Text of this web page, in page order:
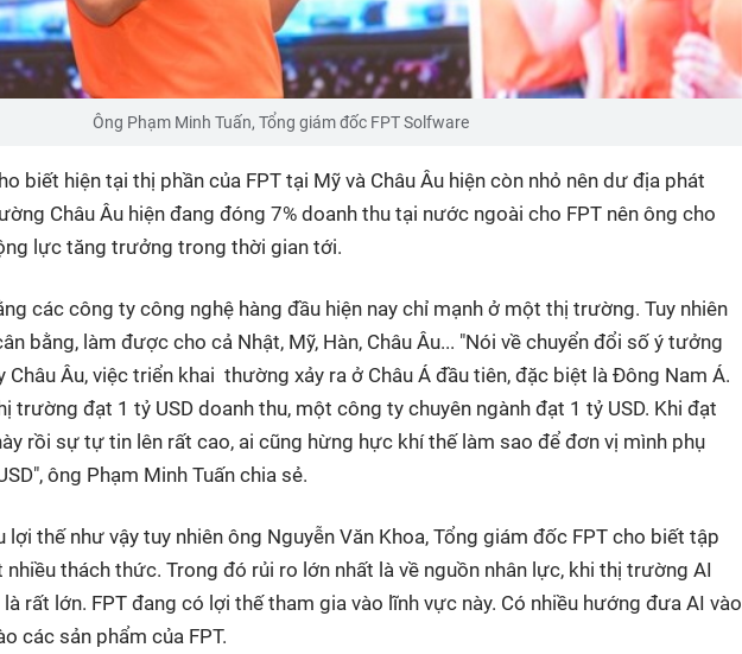
Ông Phạm Minh Tuấn, Tổng giám đốc FPT Solfware
biết hiện tại thị phần của FPT tại Mỹ và Châu Âu hiện còn nhỏ nên dư địa phát
Châu Âu hiện đang đóng 7% doanh thu tại nước ngoài cho FPT nên ông cho
lực tăng trưởng trong thời gian tới.
các công ty công nghệ hàng đầu hiện nay chỉ mạnh ở một thị trường. Tuy nhiên
bằng, làm được cho cả Nhật, Mỹ, Hàn, Châu Âu... "Nói về chuyển đổi số ý tưởng
Châu Âu, việc triển khai thường xảy ra ở Châu Á đầu tiên, đặc biệt là Đông Nam Á.
trường đạt 1 tỷ USD doanh thu, một công ty chuyên ngành đạt 1 tỷ USD. Khi đạt
rồi sự tự tin lên rất cao, ai cũng hừng hực khí thế làm sao để đơn vị mình phụ
ông Phạm Minh Tuấn chia sẻ.
lợi thế như vậy tuy nhiên ông Nguyễn Văn Khoa, Tổng giám đốc FPT cho biết tập
nhiều thách thức. Trong đó rủi ro lớn nhất là về nguồn nhân lực, khi thị trường AI
rất lớn. FPT đang có lợi thế tham gia vào lĩnh vực này. Có nhiều hướng đưa AI vào
các sản phẩm của FPT.